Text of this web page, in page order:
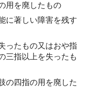
用を廃したもの
に著しい障害を残す
ったもの又はおや指
三指以上を失ったも
の四指の用を廃した